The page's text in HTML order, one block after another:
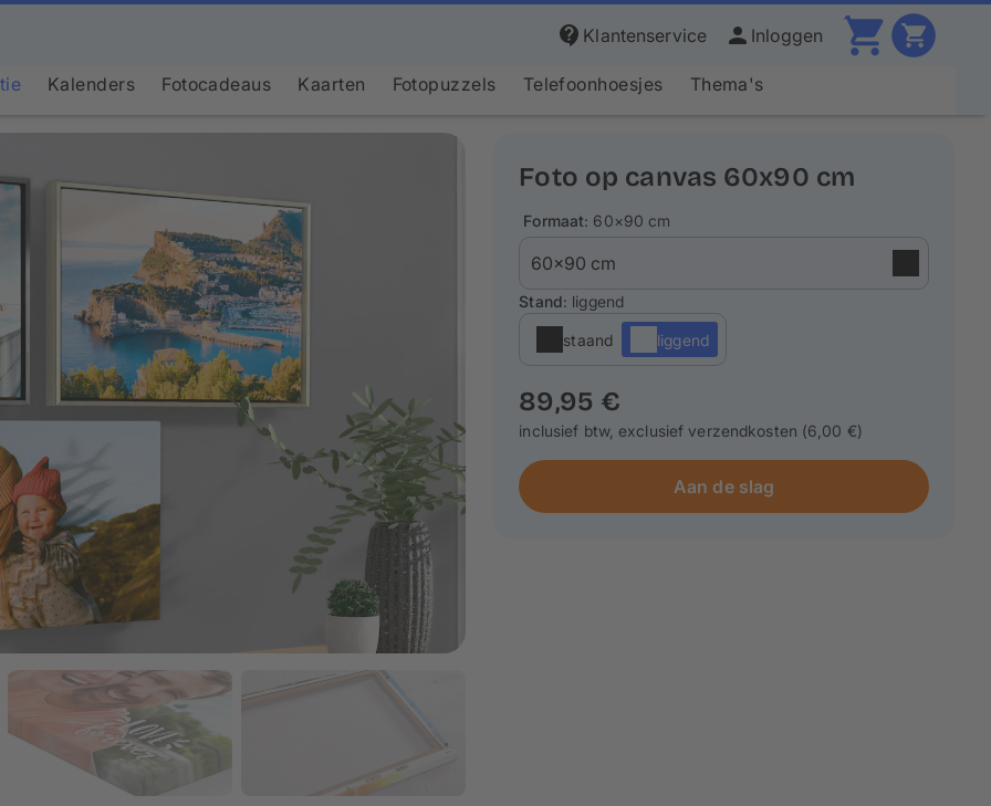
Klantenservice Inloggen
Kalenders Fotocadeaus Kaarten Fotopuzzels Telefoonhoesjes Thema's
Foto op canvas 60x90 cm
Formaat: 60×90 cm
Stand: liggend
staand liggend
89,95 €
inclusief btw, exclusief verzendkosten (6,00 €)
Aan de slag